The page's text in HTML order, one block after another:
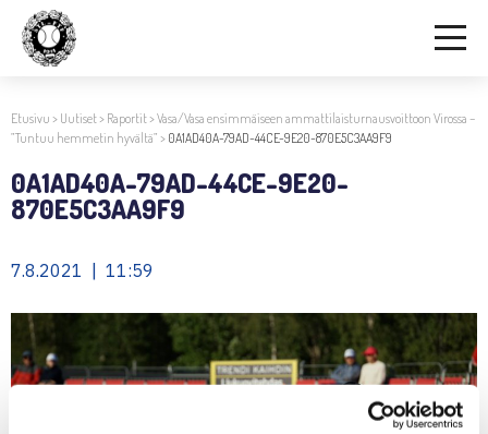
Etusivu > Uutiset> Raportit>Vasa/Vasa ensimmäiseen ammattilaisturnausvoittoon Virossa –
”Tuntuu hemmetin hyvältä” > 0A1AD40A-79AD-44CE-9E20-870E5C3AA9F9
0A1AD40A-79AD-44CE-9E20-
870E5C3AA9F9
7.8.2021 | 11:59